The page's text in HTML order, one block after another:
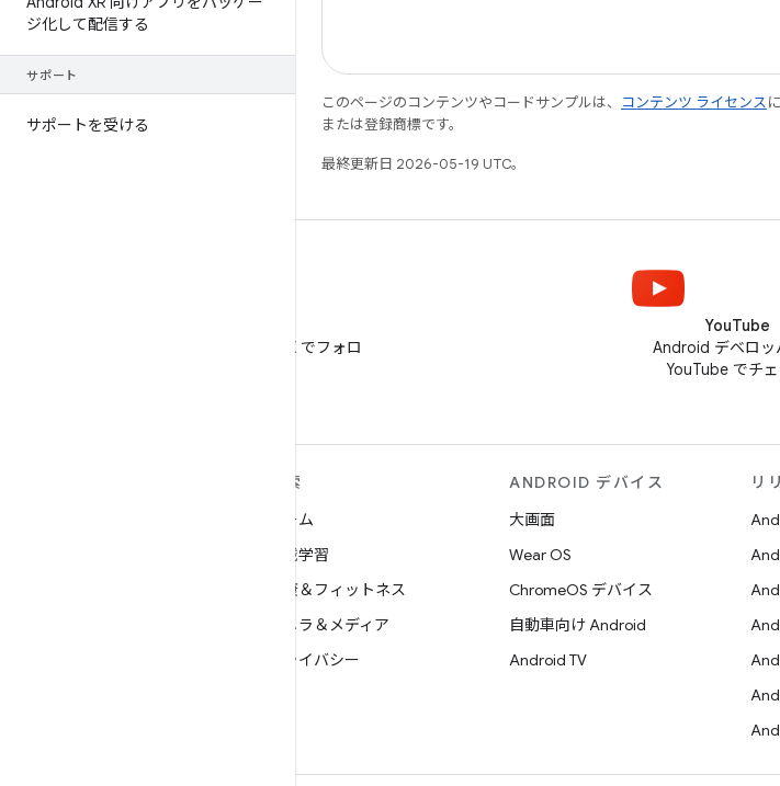
ジ化して配信する
サポート
サポートを受ける
このページのコンテンツやコードサンプルは、 コンテンツ ライセンス
または登録商標です。
最終更新日 2026-05-19 UTC。
@AndroidDev を X でフォロ
YouTube
Android デベロッ
YouTube でチ
探索
ゲーム
機械学習
健康＆フィットネス
カメラ＆メディア
プライバシー
ANDROID デバイス
大画面
Wear OS
ChromeOS デバイス
自動車向け Android
Android TV
リ